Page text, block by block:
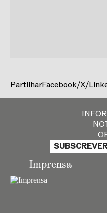
PartilharFacebook/X/
Imprensa